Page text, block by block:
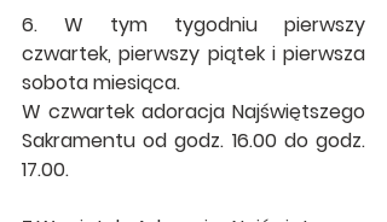
6. W tym tygodniu pierwszy
czwartek, pierwszy piątek i pierwsza
sobota miesiąca.
W czwartek adoracja Najświętszego
Sakramentu od godz. 16.00 do godz.
17.00.